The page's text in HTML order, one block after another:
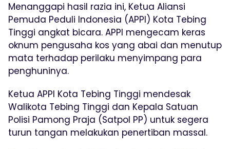
Menanggapi hasil razia ini, Ketua Aliansi
Pemuda Peduli Indonesia (APPI) Kota Tebing
Tinggi angkat bicara. APPI mengecam keras
oknum pengusaha kos yang abai dan menutup
mata terhadap perilaku menyimpang para
penghuninya.
Ketua APPI Kota Tebing Tinggi mendesak
Walikota Tebing Tinggi dan Kepala Satuan
Polisi Pamong Praja (Satpol PP) untuk segera
turun tangan melakukan penertiban massal.